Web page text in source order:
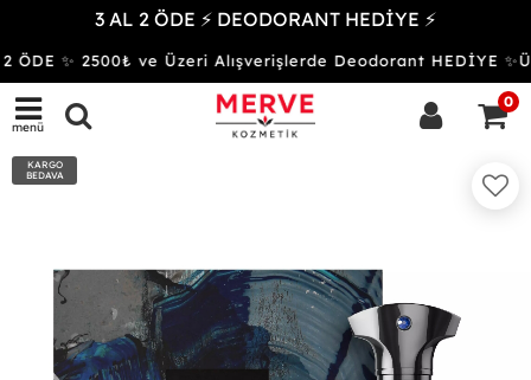
3 AL 2 ÖDE ⚡ DEODORANT HEDİYE ⚡
✨ 2500₺ ve Üzeri Alışverişlerde Deodorant HEDİYE
menü
0
KARGO
BEDAVA